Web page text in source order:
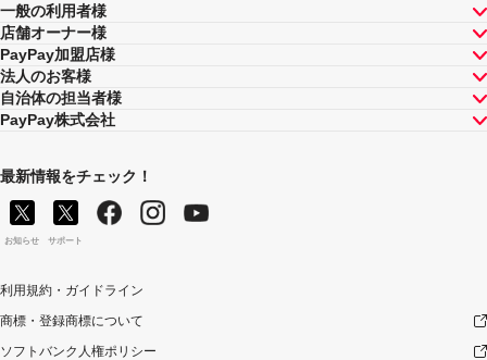
一般の利用者様
店舗オーナー様
PayPay加盟店様
法人のお客様
自治体の担当者様
PayPay株式会社
最新情報をチェック！
お知らせ サポート
利用規約・ガイドライン
商標・登録商標について
ソフトバンク人権ポリシー